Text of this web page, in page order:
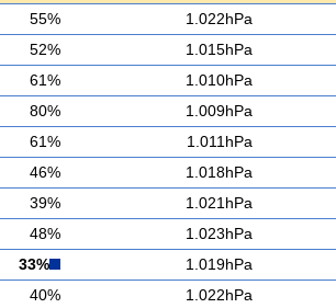
55% 1.022hPa
52% 1.015hPa
61% 1.010hPa
80% 1.009hPa
61% 1.011hPa
46% 1.018hPa
39% 1.021hPa
48% 1.023hPa
33% 1.019hPa
40% 1.022hPa